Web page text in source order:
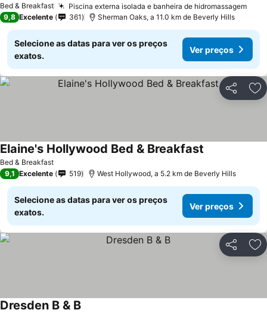
Bed & Breakfast Piscina externa isolada e banheira de hidromassagem
9,8 Excelente 361 Sherman Oaks, a 11.0 km de Beverly Hills
Selecione as datas para ver os preços
exatos.
Ver preços
Partilhar
Bed & Breakfast
Elaine's Hollywood Bed & Breakfast
9,1 Excelente 519 West Hollywood, a 5.2 km de Beverly Hills
Selecione as datas para ver os preços
exatos.
Ver preços
Partilhar
Dresden B & B